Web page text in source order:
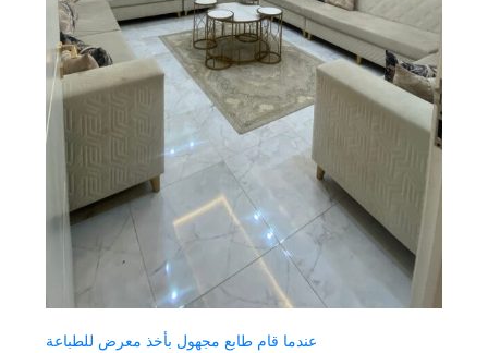
عندما قام طابع مجهول بأخذ معرض للطباعة